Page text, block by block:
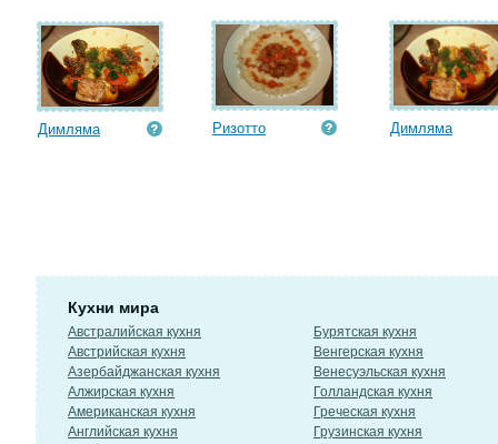
Димляма Ризотто Димляма
Кухни мира
Австралийская кухня
Австрийская кухня
Азербайджанская кухня
Алжирская кухня
Американская кухня
Английская кухня
Бурятская кухня
Венгерская кухня
Венесуэльская кухня
Голландская кухня
Греческая кухня
Грузинская кухня